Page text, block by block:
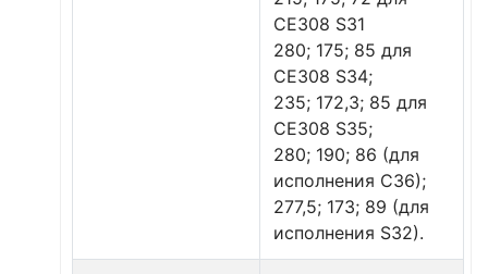
СЕ308 S31
280; 175; 85 для
СЕ308 S34;
235; 172,3; 85 для
СЕ308 S35;
280; 190; 86 (для
исполнения C36);
277,5; 173; 89 (для
исполнения S32).